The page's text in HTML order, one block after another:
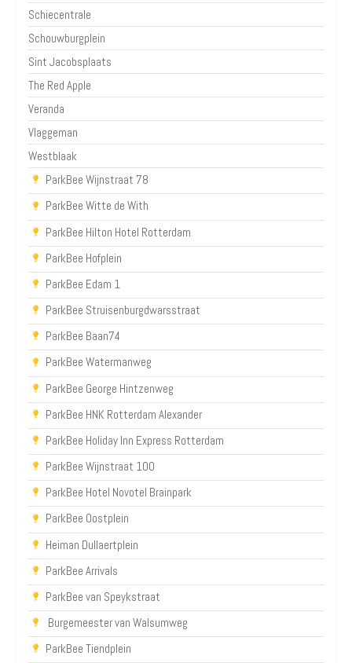
Schiecentrale
Schouwburgplein
Sint Jacobsplaats
The Red Apple
Veranda
Vlaggeman
Westblaak
ParkBee Wijnstraat 78
ParkBee Witte de With
ParkBee Hilton Hotel Rotterdam
ParkBee Hofplein
ParkBee Edam 1
ParkBee Struisenburgdwarsstraat
ParkBee Baan74
ParkBee Watermanweg
ParkBee George Hintzenweg
ParkBee HNK Rotterdam Alexander
ParkBee Holiday Inn Express Rotterdam
ParkBee Wijnstraat 100
ParkBee Hotel Novotel Brainpark
ParkBee Oostplein
Heiman Dullaertplein
ParkBee Arrivals
ParkBee van Speykstraat
Burgemeester van Walsumweg
ParkBee Tiendplein